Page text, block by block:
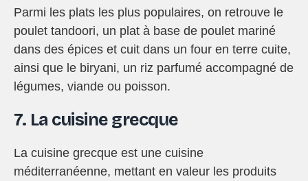
Parmi les plats les plus populaires, on retrouve le
poulet tandoori, un plat à base de poulet mariné
dans des épices et cuit dans un four en terre cuite,
ainsi que le biryani, un riz parfumé accompagné de
légumes, viande ou poisson.
7. La cuisine grecque
La cuisine grecque est une cuisine
méditerranéenne, mettant en valeur les produits